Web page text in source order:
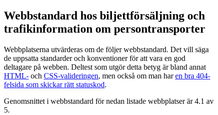
Webbstandard hos biljettförsäljning och
trafikinformation om persontransporter
Webbplatserna utvärderas om de följer webbstandard. Det vill säga
de uppsatta standarder och konventioner för att vara en god
deltagare på webben. Deltest som utgör detta betyg är bland annat
HTML- och CSS-valideringen, men också om man haren bra 404-
felsida som skickar rätt statuskod.
Genomsnittet i webbstandard för nedan listade webbplatser är 4.1 av
5.